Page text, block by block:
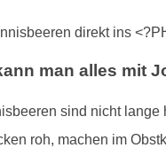
man alles mit
sind nicht lange
roh, machen im